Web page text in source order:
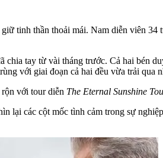
tinh thần thoải mái. Nam diễn viên
tay từ vài tháng trước. Cả hai bén
với giai đoạn cả hai đều vừa trải qua
với tour diễn The Eternal Sunshine
lại các cột mốc tình cảm trong sự